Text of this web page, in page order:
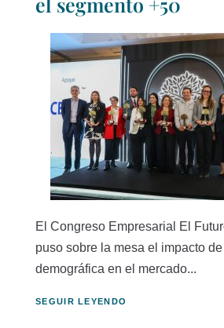
El Congreso Empresarial El
puso sobre la mesa el impacto
demográfica en el mercado...
SEGUIR LEYENDO